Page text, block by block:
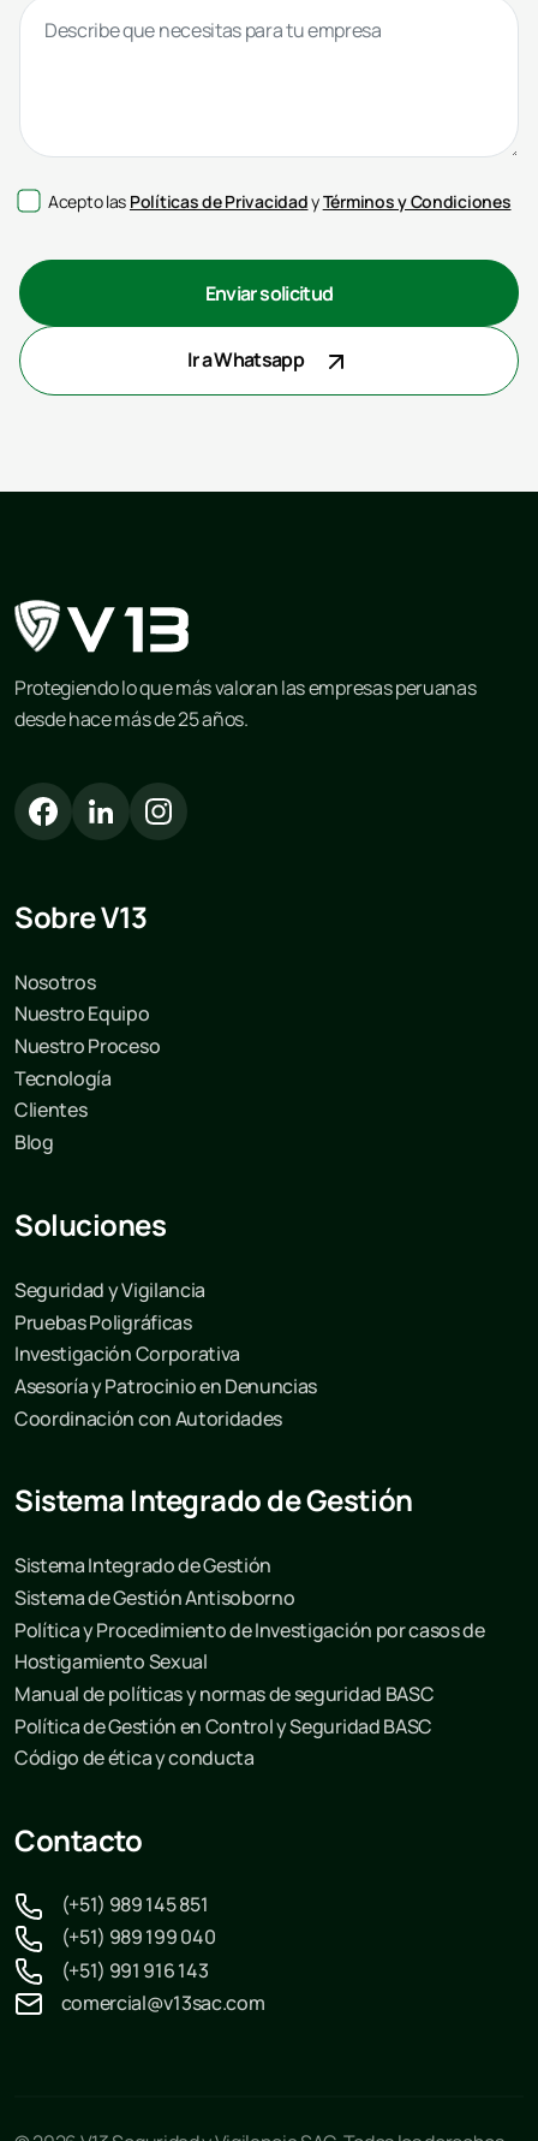
Acepto las Políticas de PrivacidadyTérminos y Condiciones
Ir a Whatsapp
Enviar solicitud
Protegiendo lo que más valoran las empresas peruanas
desde hace más de 25 años.
Sobre V13
Nosotros
Nuestro Equipo
Nuestro Proceso
Tecnología
Clientes
Blog
Soluciones
Seguridad y Vigilancia
Pruebas Poligráficas
Investigación Corporativa
Asesoría y Patrocinio en Denuncias
Coordinación con Autoridades
Sistema Integrado de Gestión
Sistema Integrado de Gestión
Sistema de Gestión Antisoborno
Política y Procedimiento de Investigación por casos de
Hostigamiento Sexual
Manual de políticas y normas de seguridad BASC
Política de Gestión en Control y Seguridad BASC
Código de ética y conducta
Contacto
(+51) 989 145 851
(+51) 989 199 040
(+51) 991 916 143
comercial@v13sac.com